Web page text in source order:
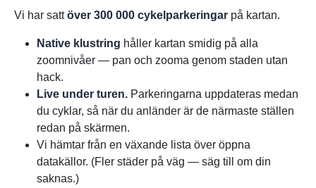
Vi har sattöver 300 000 cykelparkeringar på kartan.
Native klustring håller kartan smidig på alla
zoomnivåer — pan och zooma genom staden utan
hack.
Live under turen. Parkeringarna uppdateras medan
du cyklar, så när du anländer är de närmaste ställen
redan på skärmen.
Vi hämtar från en växande lista över öppna
datakällor. (Fler städer på väg — säg till om din
saknas.)